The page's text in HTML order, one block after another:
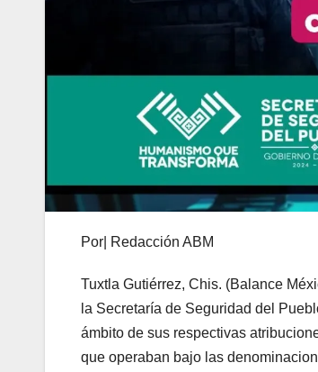
Por| Redacción ABM
Tuxtla Gutiérrez, Chis. (Balance
la Secretaría de Seguridad del
ámbito de sus respectivas
que operaban bajo las